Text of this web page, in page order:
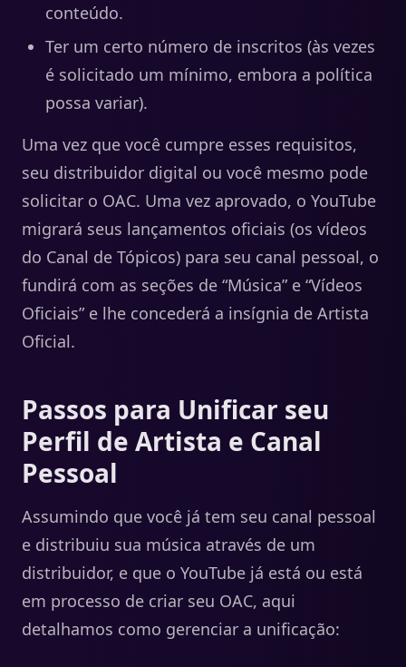
conteúdo.
Ter um certo número de inscritos (às vezes
é solicitado um mínimo, embora a política
possa variar).
Uma vez que você cumpre esses requisitos,
seu distribuidor digital ou você mesmo pode
solicitar o OAC. Uma vez aprovado, o YouTube
migrará seus lançamentos oficiais (os vídeos
do Canal de Tópicos) para seu canal pessoal, o
fundirá com as seções de “Música” e “Vídeos
Oficiais” e lhe concederá a insígnia de Artista
Oficial.
Passos para Unificar seu
Perfil de Artista e Canal
Pessoal
Assumindo que você já tem seu canal pessoal
e distribuiu sua música através de um
distribuidor, e que o YouTube já está ou está
em processo de criar seu OAC, aqui
detalhamos como gerenciar a unificação: